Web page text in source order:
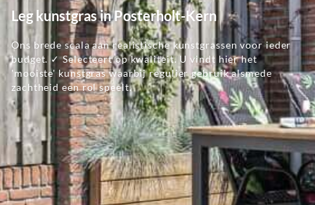
Leg kunstgras in Posterholt-Kern
Ons brede scala aan realistische kunstgrassen voor ieder
budget. ✓ Selecteert op kwaliteit. U vindt hier het
'mooiste' kunstgras waarbij regulier gebruik alsmede
zachtheid een rol speelt.